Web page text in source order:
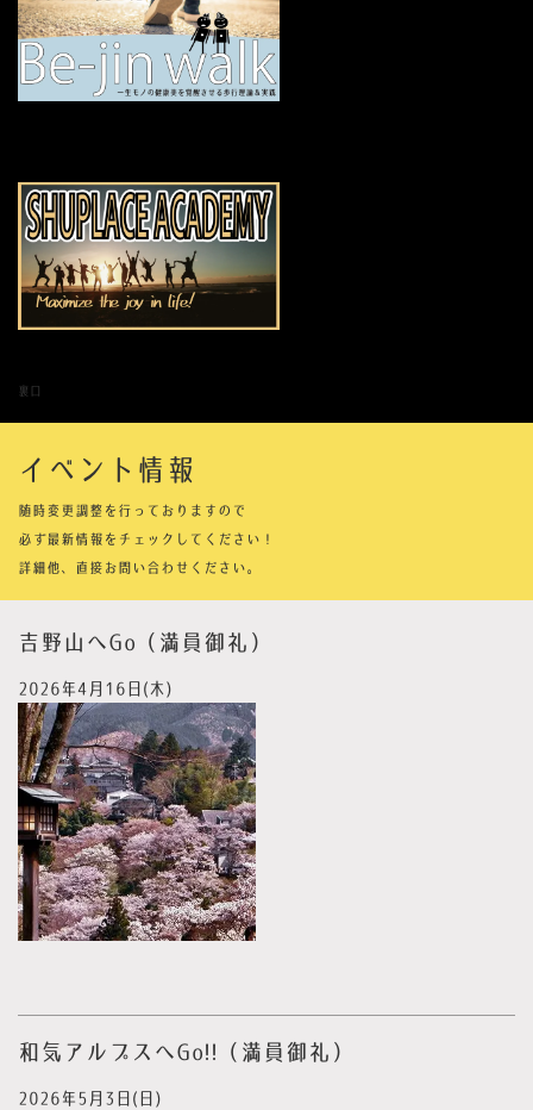
裏口
イベント情報
随時変更調整を行っておりますので
必ず最新情報をチェックしてください！
詳細他、直接お問い合わせください。
吉野山へGo（満員御礼）
2026年4月16日(木)
和気アルプスへGo!!（満員御礼）
2026年5月3日(日)